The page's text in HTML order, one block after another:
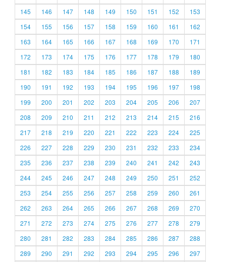
145
146 147 148 149 150 151 152
153
154
155 156 157 158 159 160 161
162
163
164 165 166 167 168 169 170
171
172
173 174 175 176 177 178 179
180
181
182 183 184 185 186 187 188
189
190
191 192 193 194 195 196 197
198
199
200 201 202 203 204 205 206
207
208
209 210 211 212 213 214 215
216
217
218 219 220 221 222 223 224
225
226
227 228 229 230 231 232 233
234
235
236 237 238 239 240 241 242
243
244
245 246 247 248 249 250 251
252
253
254 255 256 257 258 259 260
261
262
263 264 265 266 267 268 269
270
271
272 273 274 275 276 277 278
279
280
281 282 283 284 285 286 287
288
289
290 291 292 293 294 295 296 297